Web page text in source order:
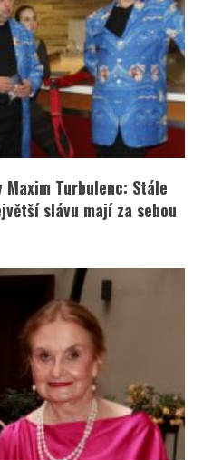
Turbulenc: Stále
slávu mají za sebou